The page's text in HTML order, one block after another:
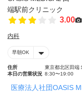
3.00
内科
早朝OK
住所
東京都北区田端
本日の営業状況 8:30〜19:00
医療法人社団OASIS